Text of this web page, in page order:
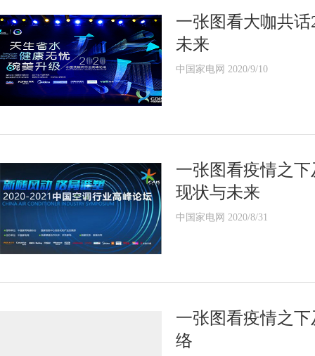
一张图看大咖共
未来
中国家电网 2020/9/10
一张图看疫情之
现状与未来
中国家电网 2020/8/31
一张图看疫情之
络